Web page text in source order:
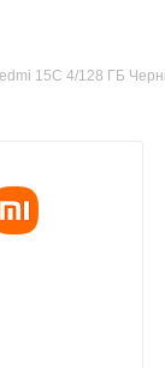
15C 4/128 ГБ